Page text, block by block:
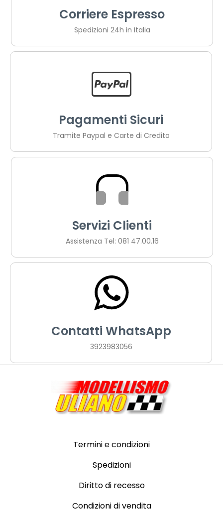
Corriere Espresso
Spedizioni 24h in Italia
Pagamenti Sicuri
Tramite Paypal e Carte di Credito
Servizi Clienti
Assistenza Tel: 081 47.00.16
Contatti WhatsApp
3923983056
Termini e condizioni
Spedizioni
Diritto di recesso
Condizioni di vendita